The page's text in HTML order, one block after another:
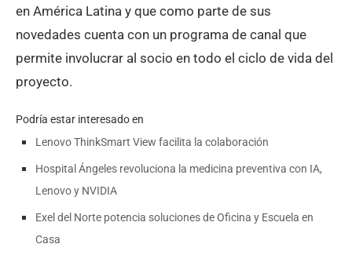
en América Latina y que como parte de sus
novedades cuenta con un programa de canal que
permite involucrar al socio en todo el ciclo de vida del
proyecto.
Podría estar interesado en
Lenovo ThinkSmart View facilita la colaboración
Hospital Ángeles revoluciona la medicina preventiva con IA,
Lenovo y NVIDIA
Exel del Norte potencia soluciones de Oficina y Escuela en
Casa